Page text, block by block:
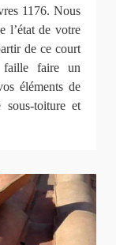
1176. Nous
l’état de votre
de ce court
faille faire un
éléments de
sous-toiture et